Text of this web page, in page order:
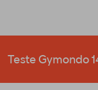
Teste Gymondo
deine 14